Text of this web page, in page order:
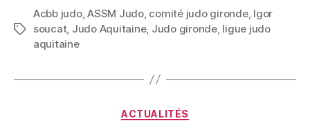
Acbb judo,ASSM Judo, comité judo gironde, Igor
soucat, Judo Aquitaine, Judo gironde, ligue judo
aquitaine
ACTUALITÉS